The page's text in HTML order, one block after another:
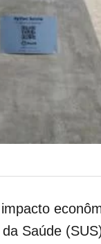
Saúde